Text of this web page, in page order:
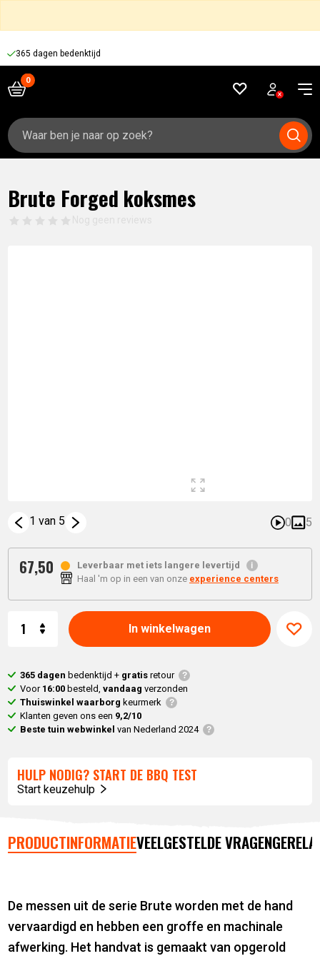
365 dagen bedenktijd
Zoeken
naar:
Brute Forged koksmes
1 van 5 0 5
67,50
Leverbaar met iets langere levertijd
Haal 'm op in een van onze experience centers
In winkelwagen
365 dagen bedenktijd + gratisretour
Voor 16:00 besteld,vandaag verzonden
Thuiswinkel waarborg keurmerk
Klanten geven ons een 9,2/10
Beste tuin webwinkel van Nederland 2024
HULP NODIG? START DE BBQ TEST
Start keuzehulp
PRODUCTINFORMATIEVEELGESTELDE VRAGEN
De messen uit de serie Brute worden met de hand
vervaardigd en hebben een groffe en machinale
afwerking. Het handvat is gemaakt van opgerold